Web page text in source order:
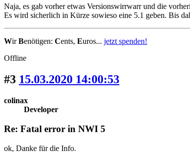
Naja, es gab vorher etwas Versionswirrwarr und die
Es wird sicherlich in Kürze sowieso eine 5.1 geben. Bis
WirBenötigen: Cents, Euros... jetzt spenden!
Offline
#3 15.03.2020 14:00:53
colinax
Developer
Re: Fatal error in NWI 5
ok, Danke für die Info.